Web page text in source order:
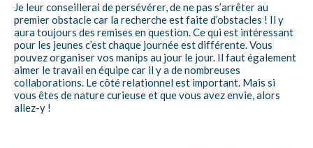
Je leur conseillerai de persévérer, de ne pas s’arrêter au
premier obstacle car la recherche est faite d’obstacles ! Il y
aura toujours des remises en question. Ce qui est intéressant
pour les jeunes c’est chaque journée est différente. Vous
pouvez organiser vos manips au jour le jour. Il faut également
aimer le travail en équipe car il y a de nombreuses
collaborations. Le côté relationnel est important. Mais si
vous êtes de nature curieuse et que vous avez envie, alors
allez-y !